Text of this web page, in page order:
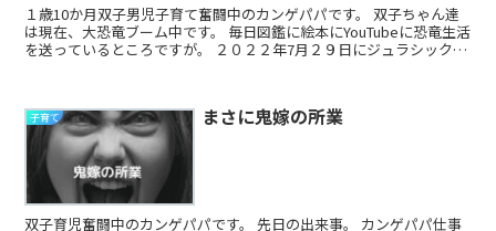
１歳10か月双子男児子育て奮闘中のカンゲパパです。 双子ちゃん達
は現在、大恐竜ブーム中です。 毎日図鑑に絵本にYouTubeに恐竜生活
を送っているところですが。 ２０２２年7月２９日にジュラシックワ
子育て まさに鬼嫁の所業
双子育児奮闘中のカンゲパパです。 先日の出来事。 カンゲパパ仕事